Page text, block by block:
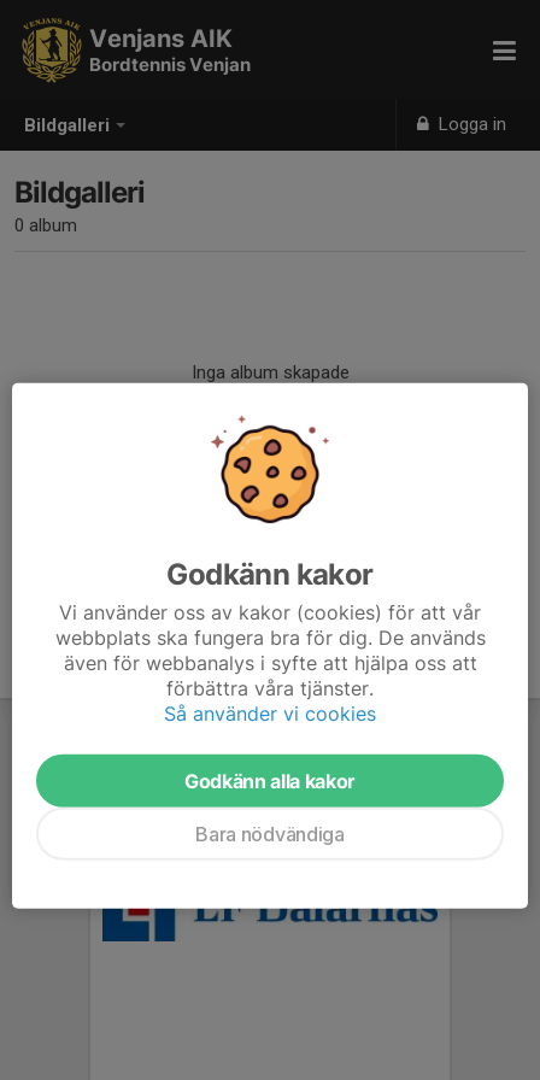
Bildgalleri Logga in
Venjans AIK
Bordtennis Venjan
Bildgalleri
0 album
Inga album skapade
Godkänn kakor
Vi använder oss av kakor (cookies) för att vår
webbplats ska fungera bra för dig. De används
även för webbanalys i syfte att hjälpa oss att
förbättra våra tjänster.
Så använder vi cookies
Godkänn alla kakor
Bara nödvändiga